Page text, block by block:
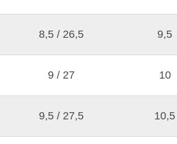
8,5 / 26,5 9,5
9 / 27 10
9,5 / 27,5 10,5